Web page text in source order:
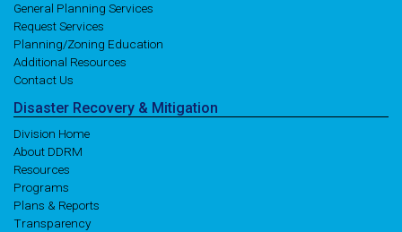
General Planning Services
Request Services
Planning/Zoning Education
Additional Resources
Contact Us
Disaster Recovery & Mitigation
Division Home
About DDRM
Resources
Programs
Plans & Reports
Transparency